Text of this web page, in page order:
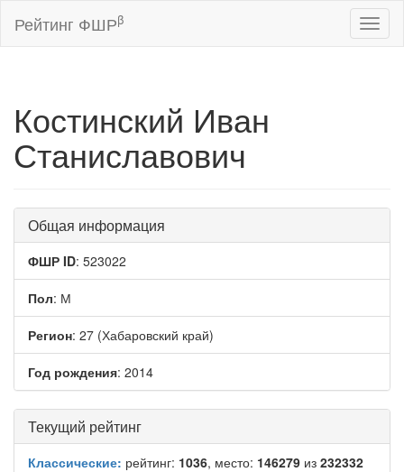
Рейтинг ФШРβ
Костинский Иван
Станиславович
Общая информация
ФШР ID: 523022
Пол: М
Регион: 27 (Хабаровский край)
Год рождения: 2014
Текущий рейтинг
Классические: рейтинг: 1036, место: 146279 из 232332